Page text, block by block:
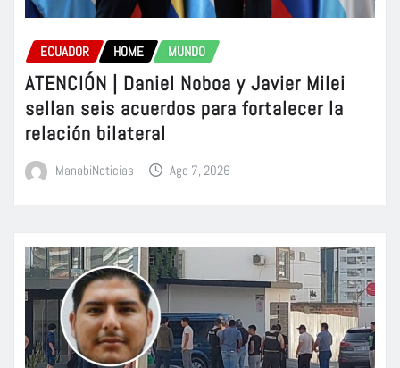
ECUADOR HOME MUNDO
ATENCIÓN | Daniel Noboa y Javier Milei
sellan seis acuerdos para fortalecer la
relación bilateral
ManabiNoticias Ago 7, 2026